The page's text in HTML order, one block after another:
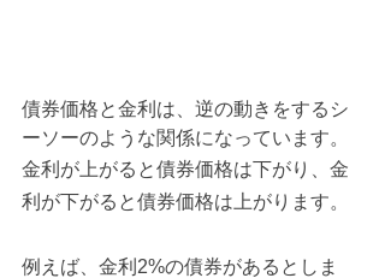
債券価格と金利は、逆の動きをするシ
ーソーのような関係になっています。
金利が上がると債券価格は下がり、金
利が下がると債券価格は上がります。
例えば、金利2%の債券があるとしま